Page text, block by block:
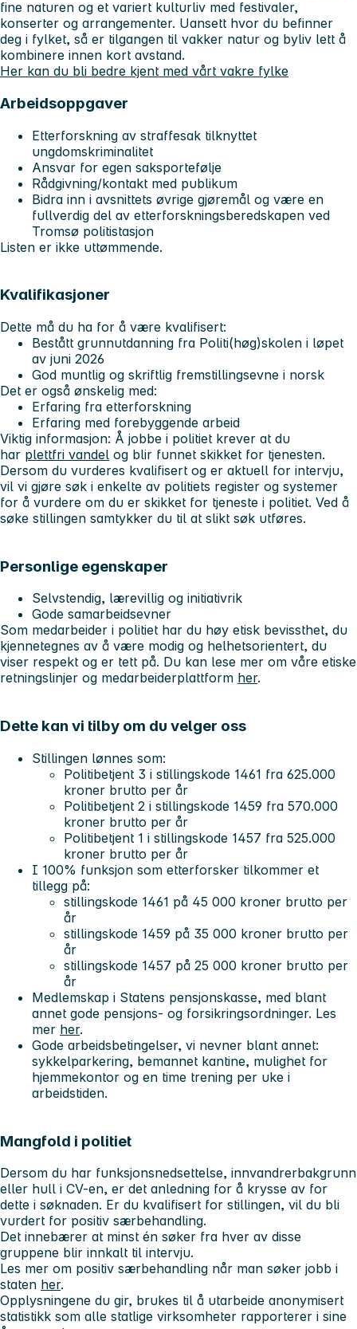
fine naturen og et variert kulturliv med festivaler,
konserter og arrangementer. Uansett hvor du befinner
deg i fylket, så er tilgangen til vakker natur og byliv lett å
kombinere innen kort avstand.
Her kan du bli bedre kjent med vårt vakre fylke
Arbeidsoppgaver
Etterforskning av straffesak tilknyttet
ungdomskriminalitet
Ansvar for egen saksportefølje
Rådgivning/kontakt med publikum
Bidra inn i avsnittets øvrige gjøremål og være en
fullverdig del av etterforskningsberedskapen ved
Tromsø politistasjon
Listen er ikke uttømmende.
Kvalifikasjoner
Dette må du ha for å være kvalifisert:
Bestått grunnutdanning fra Politi(høg)skolen i løpet
av juni 2026
God muntlig og skriftlig fremstillingsevne i norsk
Det er også ønskelig med:
Erfaring fra etterforskning
Erfaring med forebyggende arbeid
Viktig informasjon: Å jobbe i politiet krever at du
har plettfri vandel og blir funnet skikket for tjenesten.
Dersom du vurderes kvalifisert og er aktuell for intervju,
vil vi gjøre søk i enkelte av politiets register og systemer
for å vurdere om du er skikket for tjeneste i politiet. Ved å
søke stillingen samtykker du til at slikt søk utføres.
Personlige egenskaper
Selvstendig, lærevillig og initiativrik
Gode samarbeidsevner
Som medarbeider i politiet har du høy etisk bevissthet, du
kjennetegnes av å være modig og helhetsorientert, du
viser respekt og er tett på. Du kan lese mer om våre etiske
retningslinjer og medarbeiderplattform her.
Dette kan vi tilby om du velger oss
Stillingen lønnes som:
Politibetjent 3 i stillingskode 1461 fra 625.000
kroner brutto per år
Politibetjent 2 i stillingskode 1459 fra 570.000
kroner brutto per år
Politibetjent 1 i stillingskode 1457 fra 525.000
kroner brutto per år
I 100% funksjon som etterforsker tilkommer et
tillegg på:
stillingskode 1461 på 45 000 kroner brutto per
år
stillingskode 1459 på 35 000 kroner brutto per
år
stillingskode 1457 på 25 000 kroner brutto per
år
Medlemskap i Statens pensjonskasse, med blant
annet gode pensjons- og forsikringsordninger. Les
mer her.
Gode arbeidsbetingelser, vi nevner blant annet:
sykkelparkering, bemannet kantine, mulighet for
hjemmekontor og en time trening per uke i
arbeidstiden.
Mangfold i politiet
Dersom du har funksjonsnedsettelse, innvandrerbakgrunn
eller hull i CV-en, er det anledning for å krysse av for
dette i søknaden. Er du kvalifisert for stillingen, vil du bli
vurdert for positiv særbehandling.
Det innebærer at minst én søker fra hver av disse
gruppene blir innkalt til intervju.
Les mer om positiv særbehandling når man søker jobb i
staten her.
Opplysningene du gir, brukes til å utarbeide anonymisert
statistikk som alle statlige virksomheter rapporterer i sine